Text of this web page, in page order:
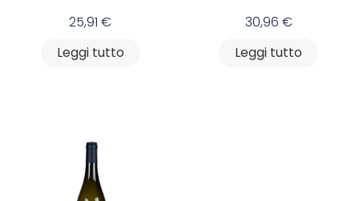
25,91€
Leggi tutto
30,96 €
Leggi tutto